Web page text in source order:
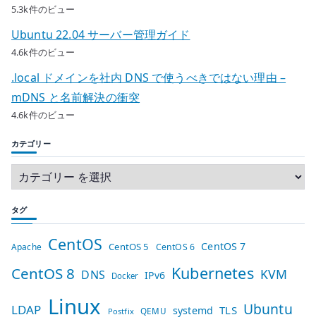
5.3k件のビュー
Ubuntu 22.04 サーバー管理ガイド
4.6k件のビュー
.local ドメインを社内 DNS で使うべきではない理由 –
mDNS と名前解決の衝突
4.6k件のビュー
カテゴリー
タグ
Apache CentOS CentOS 5 CentOS 6 CentOS 7
CentOS 8 DNS Docker IPv6 Kubernetes KVM
LDAP Linux Postfix QEMU systemd TLS Ubuntu